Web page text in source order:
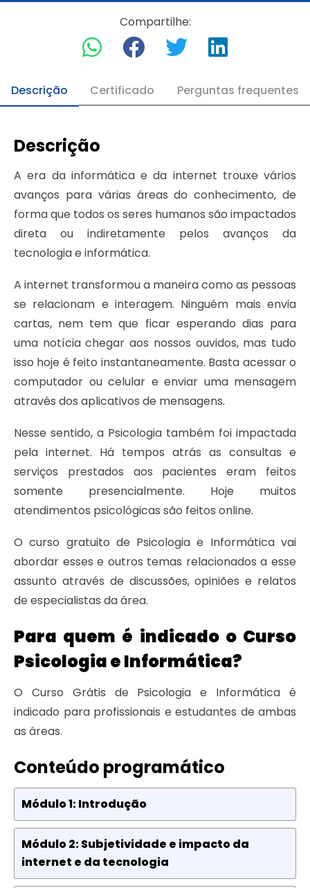
Compartilhe:
Descrição Certificado Perguntas frequentes
Descrição
A era da informática e da internet trouxe vários
avanços para várias áreas do conhecimento, de
forma que todos os seres humanos são impactados
direta ou indiretamente pelos avanços da
tecnologia e informática.
A internet transformou a maneira como as pessoas
se relacionam e interagem. Ninguém mais envia
cartas, nem tem que ficar esperando dias para
uma notícia chegar aos nossos ouvidos, mas tudo
isso hoje é feito instantaneamente. Basta acessar o
computador ou celular e enviar uma mensagem
através dos aplicativos de mensagens.
Nesse sentido, a Psicologia também foi impactada
pela internet. Há tempos atrás as consultas e
serviços prestados aos pacientes eram feitos
somente presencialmente. Hoje muitos
atendimentos psicológicas são feitos online.
O curso gratuito de Psicologia e Informática vai
abordar esses e outros temas relacionados a esse
assunto através de discussões, opiniões e relatos
de especialistas da área.
Para quem é indicado o Curso
Psicologia e Informática?
O Curso Grátis de Psicologia e Informática é
indicado para profissionais e estudantes de ambas
as áreas.
Conteúdo programático
Módulo 1: Introdução
Módulo 2: Subjetividade e impacto da
internet e da tecnologia